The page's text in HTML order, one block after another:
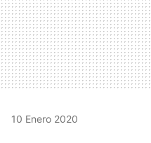
10 Enero 2020